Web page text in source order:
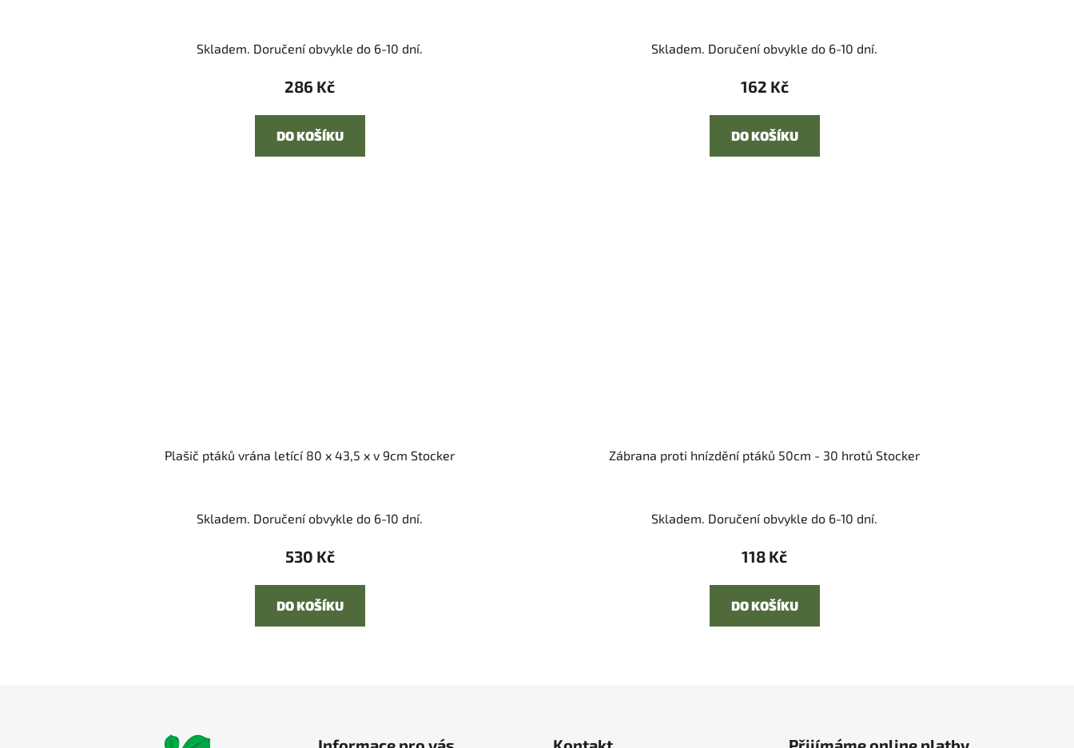
Skladem. Doručení obvykle do 6-10 dní.
286 Kč
DO KOŠÍKU
Skladem. Doručení obvykle do 6-10 dní.
162 Kč
DO KOŠÍKU
Plašič ptáků vrána letící 80 x 43,5 x v 9cm Stocker
Skladem. Doručení obvykle do 6-10 dní.
530 Kč
DO KOŠÍKU
Zábrana proti hnízdění ptáků 50cm - 30 hrotů Stocker
Skladem. Doručení obvykle do 6-10 dní.
118 Kč
DO KOŠÍKU